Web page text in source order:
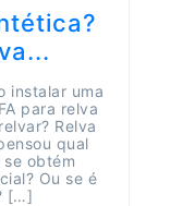
instalar uma
para relva
Relva
qual
se obtém
Ou se é
[…]